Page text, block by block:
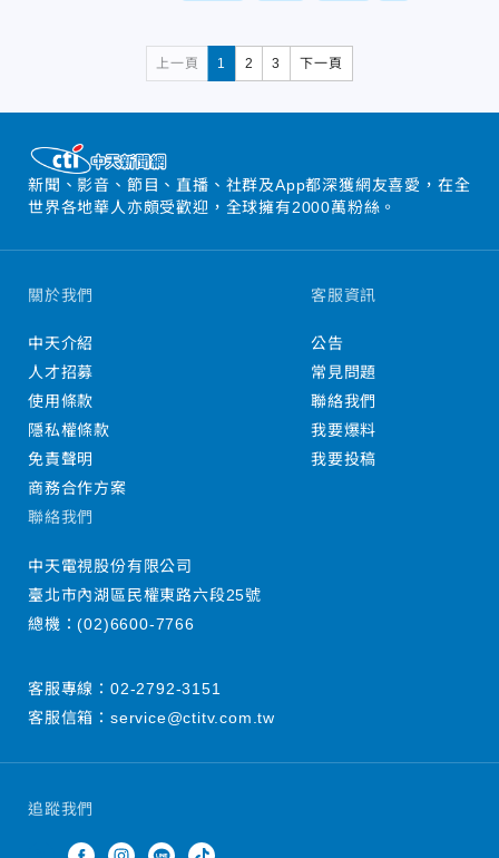
上一頁 1 2 3 下一頁
新聞、影音、節目、直播、社群及App都深獲網友喜愛，在全
世界各地華人亦頗受歡迎，全球擁有2000萬粉絲。
追蹤我們
關於我們
中天介紹
人才招募
使用條款
隱私權條款
免責聲明
商務合作方案
客服資訊
公告
常見問題
聯絡我們
我要爆料
我要投稿
聯絡我們
中天電視股份有限公司
臺北市內湖區民權東路六段25號
總機：(02)6600-7766
客服專線： 02-2792-3151
客服信箱： service@ctitv.com.tw